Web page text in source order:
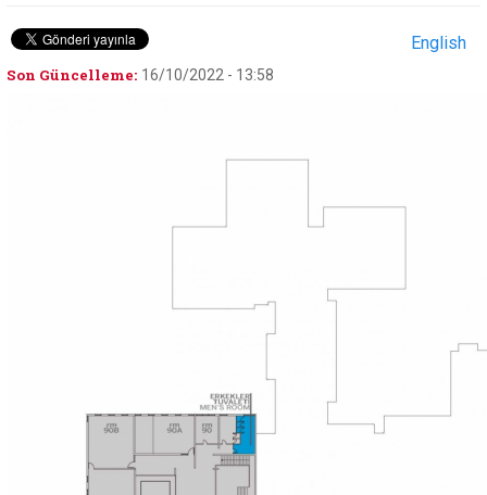
Son Güncelleme: 16/10/2022 - 13:58
English